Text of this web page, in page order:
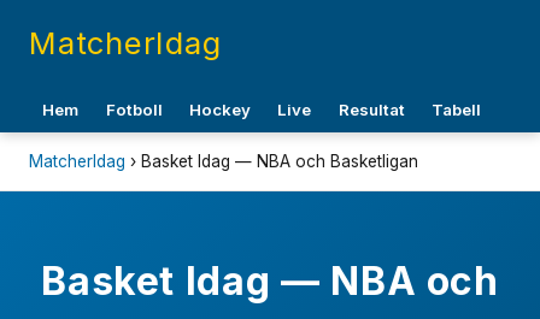
MatcherIdag
Hem Fotboll Hockey Live Resultat Tabell
MatcherIdag › Basket Idag — NBA och Basketligan
Basket Idag — NBA och